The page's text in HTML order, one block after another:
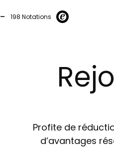
- 198 Notations
Profite de
d’avantages